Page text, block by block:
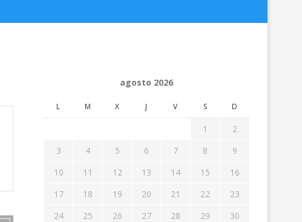
agosto 2026
L M X J V S D
1
2
3
4 5 6 7 8
9
10
11 12 13 14 15
16
17
18 19 20 21 22
23
24
25 26 27 28 29
30